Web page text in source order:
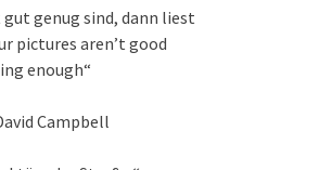
genug sind, dann liest
pictures aren’t good
enough“
Campbell